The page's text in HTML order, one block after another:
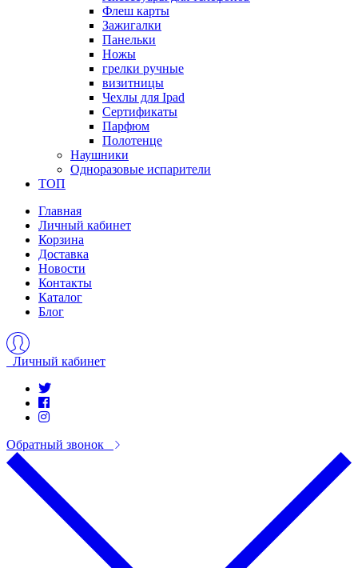
Флеш карты
Зажигалки
Панельки
Ножы
грелки ручные
визитницы
Чехлы для Ipad
Сертификаты
Парфюм
Полотенце
Наушники
Одноразовые испарители
ТОП
Главная
Личный кабинет
Корзина
Доставка
Новости
Контакты
Каталог
Блог
Личный кабинет
Обратный звонок